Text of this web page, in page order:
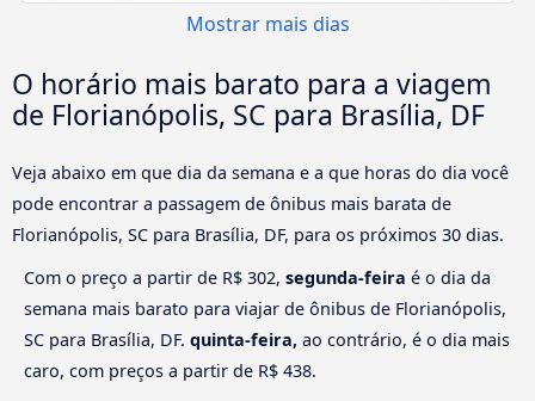
Mostrar mais dias
O horário mais barato para a viagem
de Florianópolis, SC para Brasília, DF
Veja abaixo em que dia da semana e a que horas do dia você
pode encontrar a passagem de ônibus mais barata de
Florianópolis, SC para Brasília, DF, para os próximos 30 dias.
Com o preço a partir de R$ 302, segunda-feira é o dia da
semana mais barato para viajar de ônibus de Florianópolis,
SC para Brasília, DF. quinta-feira, ao contrário, é o dia mais
caro, com preços a partir de R$ 438.